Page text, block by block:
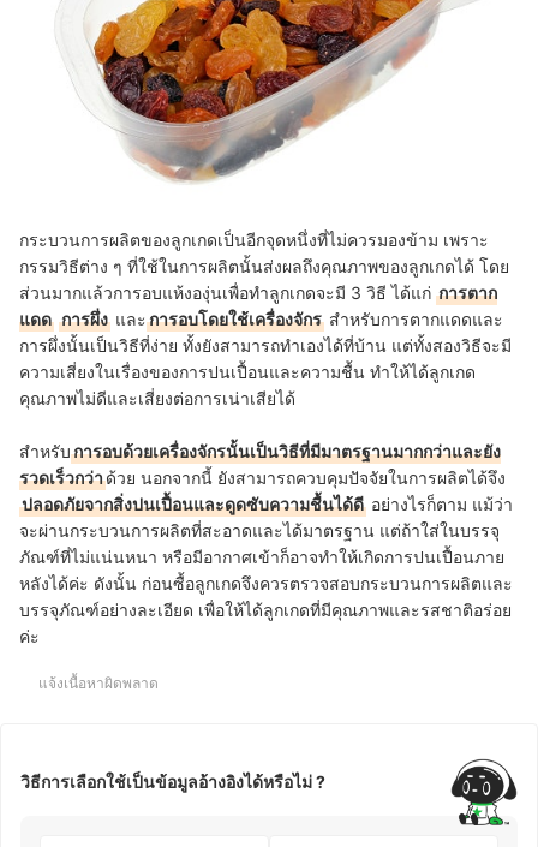
กระบวนการผลิตของลูกเกดเป็นอีกจุดหนึ่งที่ไม่ควรมองข้าม เพราะ
กรรมวิธีต่าง ๆ ที่ใช้ในการผลิตนั้นส่งผลถึงคุณภาพของลูกเกดได้ โดย
ส่วนมากแล้วการอบแห้งองุ่นเพื่อทำลูกเกดจะมี 3 วิธี ได้แก่ การตาก
แดด การผึ่ง และการอบโดยใช้เครื่องจักร สำหรับการตากแดดและ
การผึ่งนั้นเป็นวิธีที่ง่าย ทั้งยังสามารถทำเองได้ที่บ้าน แต่ทั้งสองวิธีจะมี
ความเสี่ยงในเรื่องของการปนเปื้อนและความชื้น ทำให้ได้ลูกเกด
คุณภาพไม่ดีและเสี่ยงต่อการเน่าเสียได้
สำหรับการอบด้วยเครื่องจักรนั้นเป็นวิธีที่มีมาตรฐานมากกว่าและยัง
รวดเร็วกว่าด้วย นอกจากนี้ ยังสามารถควบคุมปัจจัยในการผลิตได้จึง
ปลอดภัยจากสิ่งปนเปื้อนและดูดซับความชื้นได้ดี อย่างไรก็ตาม แม้ว่า
จะผ่านกระบวนการผลิตที่สะอาดและได้มาตรฐาน แต่ถ้าใส่ในบรรจุ
ภัณฑ์ที่ไม่แน่นหนา หรือมีอากาศเข้าก็อาจทำให้เกิดการปนเปื้อนภาย
หลังได้ค่ะ ดังนั้น ก่อนซื้อลูกเกดจึงควรตรวจสอบกระบวนการผลิตและ
บรรจุภัณฑ์อย่างละเอียด เพื่อให้ได้ลูกเกดที่มีคุณภาพและรสชาติอร่อย
ค่ะ
แจ้งเนื้อหาผิดพลาด
วิธีการเลือกใช้เป็นข้อมูลอ้างอิงได้หรือไม่ ?